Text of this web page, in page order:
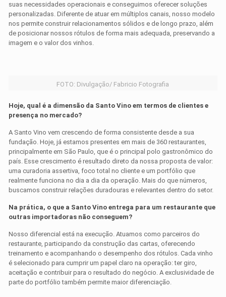
suas necessidades operacionais e conseguimos oferecer soluções
personalizadas. Diferente de atuar em múltiplos canais, nosso modelo
nos permite construir relacionamentos sólidos e de longo prazo, além
de posicionar nossos rótulos de forma mais adequada, preservando a
imagem e o valor dos vinhos.
FOTO: Divulgação/ Fabricio Fotografia
Hoje, qual é a dimensão da Santo Vino em termos de clientes e
presença no mercado?
A Santo Vino vem crescendo de forma consistente desde a sua
fundação. Hoje, já estamos presentes em mais de 360 restaurantes,
principalmente em São Paulo, que é o principal polo gastronômico do
país. Esse crescimento é resultado direto da nossa proposta de valor:
uma curadoria assertiva, foco total no cliente e um portfólio que
realmente funciona no dia a dia da operação. Mais do que números,
buscamos construir relações duradouras e relevantes dentro do setor.
Na prática, o que a Santo Vino entrega para um restaurante que
outras importadoras não conseguem?
Nosso diferencial está na execução. Atuamos como parceiros do
restaurante, participando da construção das cartas, oferecendo
treinamento e acompanhando o desempenho dos rótulos. Cada vinho
é selecionado para cumprir um papel claro na operação: ter giro,
aceitação e contribuir para o resultado do negócio. A exclusividade de
parte do portfólio também permite maior diferenciação.